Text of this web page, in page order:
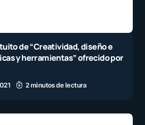
de “Creatividad, diseño e
y herramientas” ofrecido por
2 minutos de lectura